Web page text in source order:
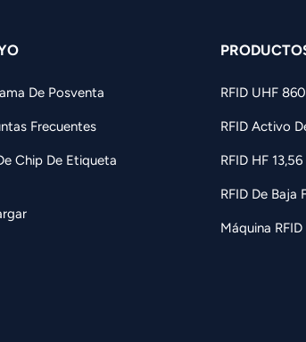
De Posventa
Frecuentes
Chip De Etiqueta
RFID UHF
RFID Activo
RFID HF
RFID De Baja
Máquina RFID